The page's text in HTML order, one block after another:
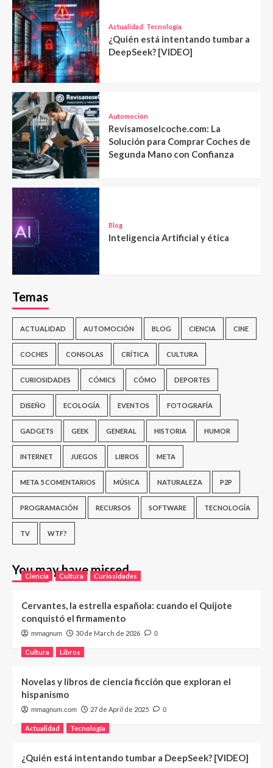
Actualidad Tecnología
¿Quién está intentando tumbar a
DeepSeek? [VIDEO]
Automoción
Revisamoselcoche.com: La
Solución para Comprar Coches de
Segunda Mano con Confianza
Blog
Inteligencia Artificial y ética
Temas
ACTUALIDAD AUTOMOCIÓN BLOG CIENCIA CINE
COCHES CONSOLAS CRÍTICA CULTURA
CURIOSIDADES CÓMICS CÓMO DEPORTES
DISEÑO ECOLOGÍA EVENTOS FOTOGRAFÍA
GADGETS GEEK GENERAL HISTORIA HUMOR
INTERNET JUEGOS LIBROS META
META 5 COMENTARIOS MÚSICA NATURALEZA P2P
PROGRAMACIÓN RECURSOS SOFTWARE TECNOLOGÍA
TV WTF?
You may have missed
Ciencia Cultura Curiosidades
Cervantes, la estrella española: cuando el Quijote
conquistó el firmamento
mmagnum 30 de March de 2026 0
Cultura Libros
Novelas y libros de ciencia ficción que exploran el
hispanismo
mmagnum.com 27 de April de 2025 0
Actualidad Tecnología
¿Quién está intentando tumbar a DeepSeek? [VIDEO]